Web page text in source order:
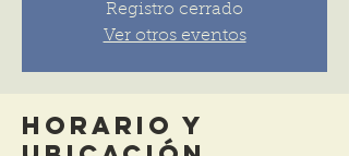
Registro cerrado
Ver otros eventos
Horario y